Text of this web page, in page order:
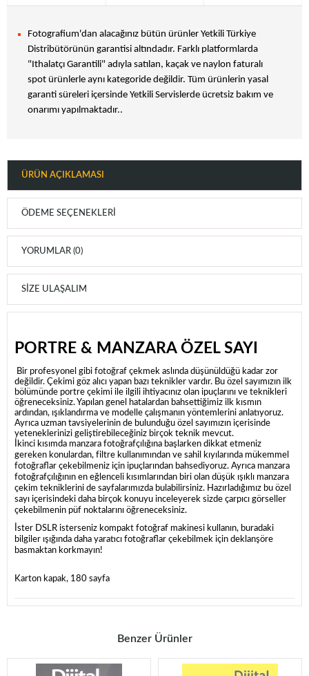
Fotografium'dan alacağınız bütün ürünler Yetkili Türkiye
Distribütörünün garantisi altındadır. Farklı platformlarda
"Ithalatçı Garantili" adıyla satılan, kaçak ve naylon faturalı
spot ürünlerle aynı kategoride değildir. Tüm ürünlerin yasal
garanti süreleri içersinde Yetkili Servislerde ücretsiz bakım ve
onarımı yapılmaktadır..
ÜRÜN AÇIKLAMASI
ÖDEME SEÇENEKLERI
YORUMLAR (0)
SIZE ULAŞALIM
PORTRE & MANZARA ÖZEL SAYI
Bir profesyonel gibi fotoğraf çekmek aslında düşünüldüğü kadar zor
değildir. Çekimi göz alıcı yapan bazı teknikler vardır. Bu özel sayımızın ilk
bölümünde portre çekimi ile ilgili ihtiyacınız olan ipuçlarını ve teknikleri
öğreneceksiniz. Yapılan genel hatalardan bahsettiğimiz ilk kısmın
ardından, ışıklandırma ve modelle çalışmanın yöntemlerini anlatıyoruz.
Ayrıca uzman tavsiyelerinin de bulunduğu özel sayımızın içerisinde
yeteneklerinizi geliştirebileceğiniz birçok teknik mevcut.
İkinci kısımda manzara fotoğrafçılığına başlarken dikkat etmeniz
gereken konulardan, filtre kullanımından ve sahil kıyılarında mükemmel
fotoğraflar çekebilmeniz için ipuçlarından bahsediyoruz. Ayrıca manzara
fotoğrafçılığının en eğlenceli kısımlarından biri olan düşük ışıklı manzara
çekim tekniklerini de sayfalarımızda bulabilirsiniz. Hazırladığımız bu özel
sayı içerisindeki daha birçok konuyu inceleyerek sizde çarpıcı görseller
çekebilmenin püf noktalarını öğreneceksiniz.
İster DSLR isterseniz kompakt fotoğraf makinesi kullanın, buradaki
bilgiler ışığında daha yaratıcı fotoğraflar çekebilmek için deklanşöre
basmaktan korkmayın!
Karton kapak, 180 sayfa
Benzer Ürünler